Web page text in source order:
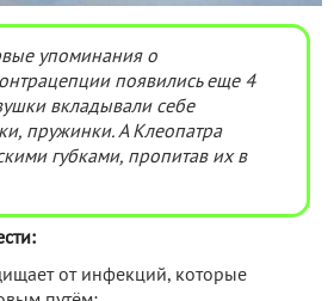
упоминания о
появились еще 4
вкладывали себе
пружинки. А Клеопатра
губками, пропитав их в
от инфекций, которые